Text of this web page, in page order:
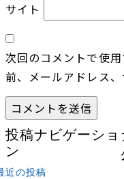
サイト
次回のコメントで使
前、メールアドレス、
投稿ナビゲーショ
ン
近の投稿